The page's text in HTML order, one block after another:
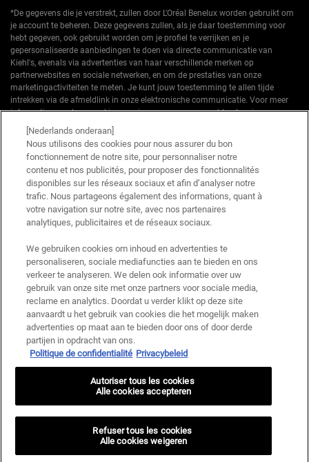
*De gegevens die je verstrekt, zullen door L'Oréal Benelux worden gebruikt om
je account te beheren. Deze gegevens zullen, als je daar toestemming voor
hebt gegeven, ook gebruikt worden om je profiel te verrijken en je
gepersonaliseerde aanbiedingen te doen via directe communicatie van
Kiehl's, evenals via advertenties van haar verschillende merken op
partnerwebsites en sociale netwerken, en om de prestaties van onze
marketingactiviteiten te meten. Je kunt jouw toestemming te allen tijde
intrekken via de afmeldlink in onze elektronische communicatie. Voor meer
informatie over de verwerking van jouw gegevens en rechten kun je ons
privacybeleid
raadplegen.
*Welkomstaanbieding geldig voor een eerste bestelling. Niet cumuleerbaar
met andere aanbiedingen of promoties, maar wel cumuleerbaar met «
Cadeau bij aankoop » aanbiedingen. Beperkt tot één keer te gebruiken per
klant. Niet geldig op limited editions en bundels.
Deze site wordt beschermd door Cloudflare en het privacybeleid en de
gebruiksvoorwaarden zijn van toepassing.
AANMELDEN
Fabrikantinformatie
KIEHL'S
14, rue Royale - 75008 Paris France
kiehls@be.oaccare.com
AANKOOPOPTIE
[Nederlands onderaan]
Nous utilisons des cookies pour nous assurer du bon
fonctionnement de notre site, pour personnaliser notre
contenu et nos publicités, pour proposer des fonctionnalités
disponibles sur les réseaux sociaux et afin d’analyser notre
trafic. Nous partageons également des informations, quant à
votre navigation sur notre site, avec nos partenaires
analytiques, publicitaires et de réseaux sociaux.
We gebruiken cookies om inhoud en advertenties te
personaliseren, sociale mediafuncties aan te bieden en ons
verkeer te analyseren. We delen ook informatie over uw
gebruik van onze site met onze partners voor sociale media,
reclame en analytics. Doordat u verder klikt op deze site
aanvaardt u het gebruik van cookies die het mogelijk maken
advertenties op maat aan te bieden door ons of door derde
partijen in opdracht van ons.
Politique de confidentialité Privacybeleid
Refuser tous les cookies
Alle cookies weigeren
Autoriser tous les cookies
Alle cookies accepteren